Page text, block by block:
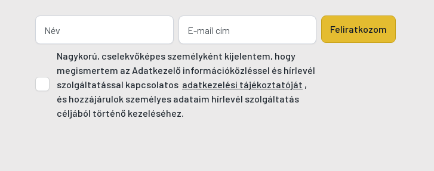
Nagykorú, cselekvőképes személyként kijelentem, hogy
megismertem az Adatkezelő információközléssel és hírlevél
szolgáltatással kapcsolatos adatkezelési tájékoztatóját ,
és hozzájárulok személyes adataim hírlevél szolgáltatás
céljából történő kezeléséhez.
Feliratkozom